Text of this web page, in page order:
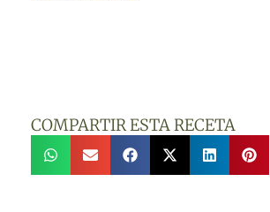
COMPARTIR ESTA RECETA